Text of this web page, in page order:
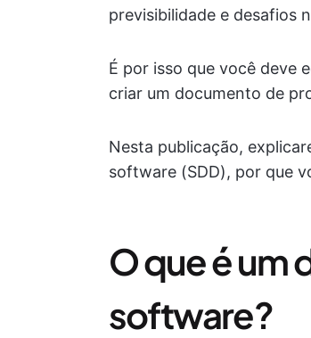
previsibilidade e desafios
É por isso que você deve
criar um documento de
Nesta publicação,
software (SDD), por que
O que é um
software?